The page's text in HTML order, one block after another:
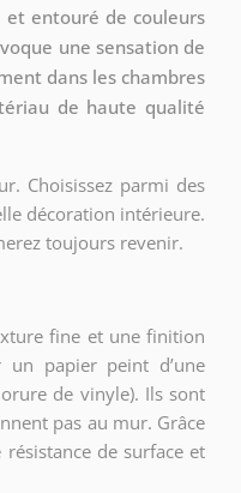
entouré de couleurs
une sensation de
dans les chambres
de haute qualité
Choisissez parmi des
décoration intérieure.
toujours revenir.
fine et une finition
un papier peint d’une
de vinyle). Ils sont
pas au mur. Grâce
de surface et